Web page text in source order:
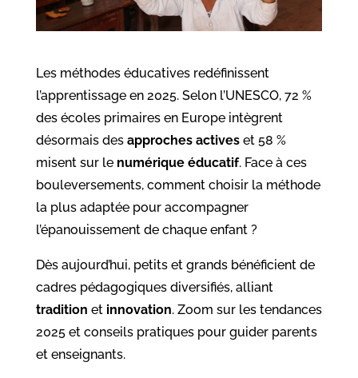
Les méthodes éducatives redéfinissent
l’apprentissage en 2025. Selon l’UNESCO, 72 %
des écoles primaires en Europe intègrent
désormais des approches activeset 58 %
misent sur le numérique éducatif. Face à ces
bouleversements, comment choisir la méthode
la plus adaptée pour accompagner
l’épanouissement de chaque enfant ?
Dès aujourd’hui, petits et grands bénéficient de
cadres pédagogiques diversifiés, alliant
tradition et innovation. Zoom sur les tendances
2025 et conseils pratiques pour guider parents
et enseignants.